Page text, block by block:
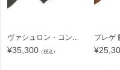
ヴァシュロン・コン...
¥35,300 （税込）
ブレゲ
¥